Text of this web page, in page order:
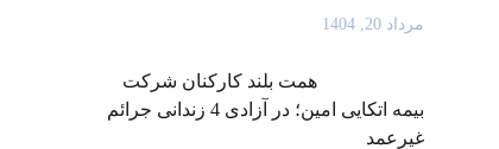
مرداد 20, 1404
همت بلند کارکنان شرکت
بیمه اتکایی امین؛ در آزادی 4 زندانی جرائم
غیرعمد